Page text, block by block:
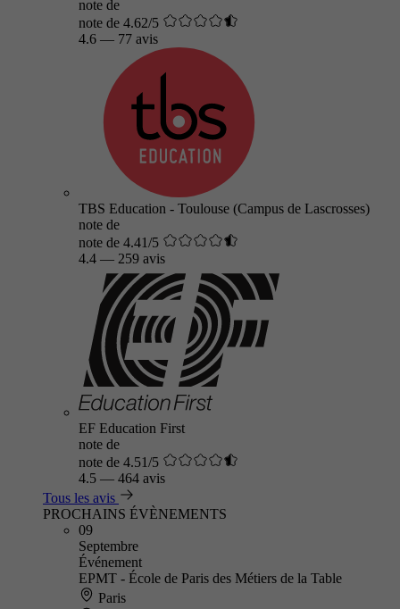
note de
note de 4.62/5
4.6 — 77 avis
TBS Education - Toulouse (Campus de Lascrosses)
note de
note de 4.41/5
4.4 — 259 avis
EF Education First
note de
note de 4.51/5
4.5 — 464 avis
Tous les avis
PROCHAINS ÉVÈNEMENTS
09
Septembre
Événement
EPMT - École de Paris des Métiers de la Table
Paris